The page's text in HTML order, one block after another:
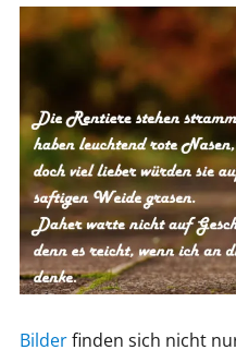
Bilderfinden sich nicht